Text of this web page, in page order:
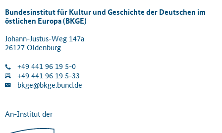
Bundesinstitut für Kultur und Geschichte der Deutschen im
östlichen Europa (BKGE)
Johann-Justus-Weg 147a
26127 Oldenburg
+49 441 96 19 5-0
+49 441 96 19 5-33
bkge@bkge.bund.de
An-Institut der